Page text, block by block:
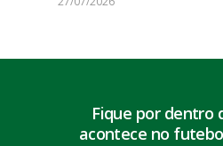
Fique por dentro
acontece no